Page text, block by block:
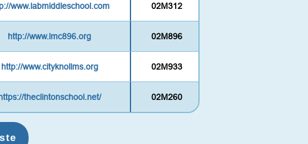
www.labmiddleschool.com 02M312
http://www.lmc896.org 02M896
http://www.cityknollms.org 02M933
theclintonschool.net/ 02M260